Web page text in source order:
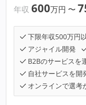
年収 600万円 〜
下限年収500万円
アジャイル開発
B2Bのサービスを
自社サービスを開
オンラインで選考